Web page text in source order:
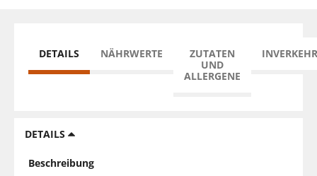
DETAILS NÄHRWERTE
ZUTATEN
UND
ALLERGENE
DETAILS
Beschreibung